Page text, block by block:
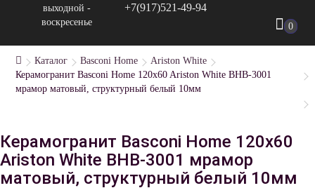
выходной -
воскресенье
+7(917)521-49-94
0
Каталог Basconi Home
Ariston White
Керамогранит Basconi Home 120x60 Ariston White BHB-3001
мрамор матовый, структурный белый 10мм
Керамогранит Basconi Home 120x60
Ariston White BHB-3001 мрамор
матовый, структурный белый 10мм